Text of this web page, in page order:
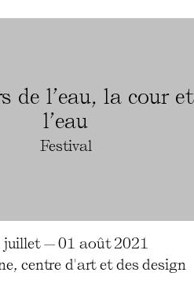
de l’eau, la cour et
l’eau
Festival
juillet — 01 août 2021
centre d'art et des design